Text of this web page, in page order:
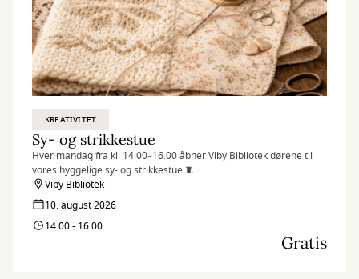
KREATIVITET
Sy- og strikkestue
Hver mandag fra kl. 14.00–16.00 åbner Viby Bibliotek dørene til
vores hyggelige sy- og strikkestue 🧵
Viby Bibliotek
10. august 2026
14:00 - 16:00
Gratis